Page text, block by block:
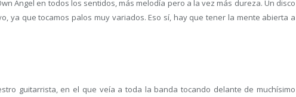
Angel en todos los sentidos, más melodía pero a la vez más dureza. Un disco
ya que tocamos palos muy variados. Eso sí, hay que tener la mente abierta a
guitarrista, en el que veía a toda la banda tocando delante de muchísimo